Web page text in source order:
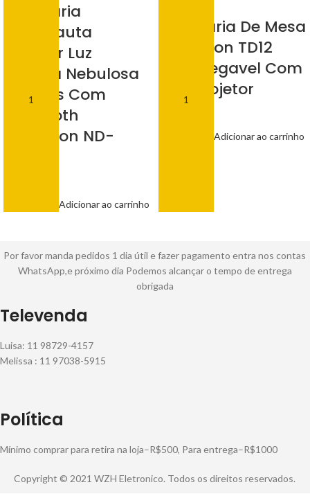
Luminária
Astronauta
Projetor Luz
Galáxia Nebulosa
Estrelas Com
Bluetooth
H’maston ND-
Adicionar ao carrinho
Luminaria De Mesa
H’maston TD12
Recarregavel Com
Mini Projetor
Adicionar ao carrinho
Por favor manda pedidos 1 dia útil e fazer pagamento entra nos contas
WhatsApp,e próximo dia Podemos alcançar o tempo de entrega
obrigada
Televenda
Luisa: 11 98729-4157
Melissa : 11 97038-5915
Política
Mínimo comprar para retira na loja–R$500, Para entrega–R$1000
Copyright © 2021 WZH Eletronico. Todos os direitos reservados.